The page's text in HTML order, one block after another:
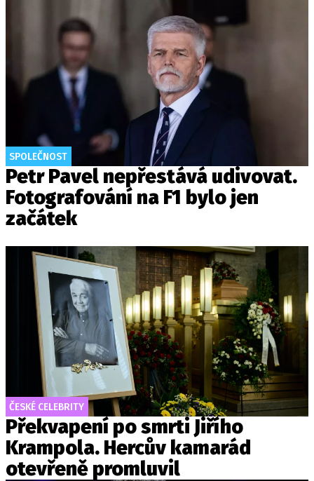
SPOLEČNOST
Petr Pavel nepřestává udivovat.
Fotografování na F1 bylo jen
začátek
ČESKÉ CELEBRITY
Překvapení po smrti Jiřího
Krampola. Hercův kamarád
otevřeně promluvil